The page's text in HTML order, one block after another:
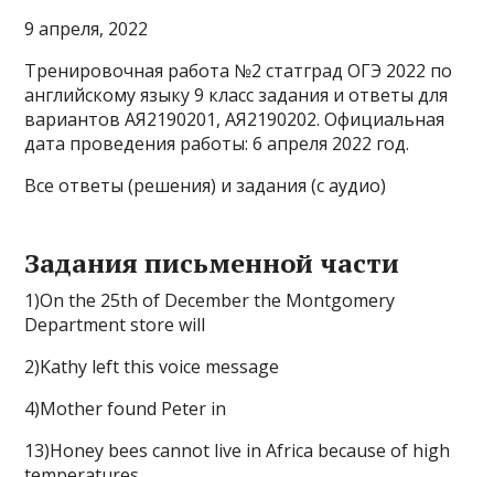
9 апреля, 2022
Тренировочная работа №2 статград ОГЭ 2022 по
английскому языку 9 класс задания и ответы для
вариантов АЯ2190201, АЯ2190202. Официальная
дата проведения работы: 6 апреля 2022 год.
Все ответы (решения) и задания (с аудио)
Задания письменной части
1)On the 25th of December the Montgomery
Department store will
2)Kathy left this voice message
4)Mother found Peter in
13)Honey bees cannot live in Africa because of high